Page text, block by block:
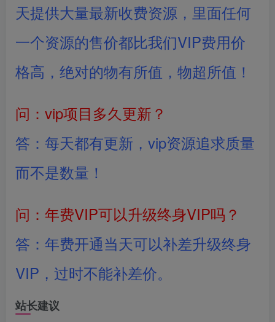
天提供大量最新收费资源，里面任何
一个资源的售价都比我们VIP费用价
格高，绝对的物有所值，物超所值！
问：vip项目多久更新？
答：每天都有更新，vip资源追求质量
而不是数量！
问：年费VIP可以升级终身VIP吗？
答：年费开通当天可以补差升级终身
VIP，过时不能补差价。
站长建议